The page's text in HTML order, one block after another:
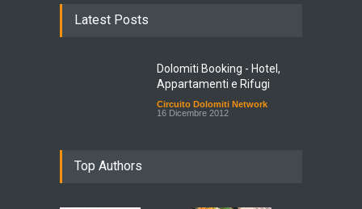
Latest Posts
Dolomiti Booking - Hotel,
Appartamenti e Rifugi
Circuito Dolomiti Network
16 Dicembre 2012
Top Authors